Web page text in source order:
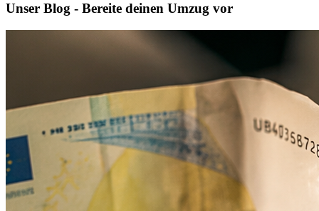
Unser Blog - Bereite deinen Umzug vor